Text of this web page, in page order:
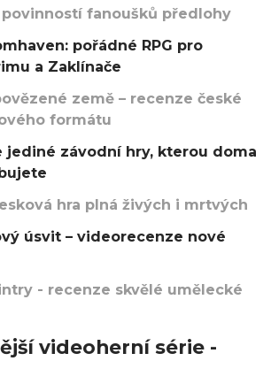
fanoušků předlohy
pořádné RPG pro
a Zaklínače
země – recenze české
formátu
jediné závodní hry, kterou doma
hra plná živých i mrtvých
úsvit – videorecenze nové
- recenze skvělé umělecké
videoherní série -